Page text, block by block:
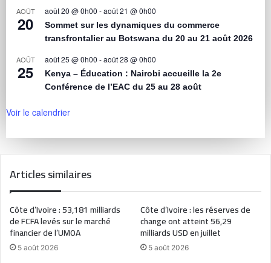
AOÛT
20
août 20 @ 0h00 -août 21 @ 0h00
Sommet sur les dynamiques du commerce
transfrontalier au Botswana du 20 au 21 août 2026
AOÛT
25
août 25 @ 0h00 -août 28 @ 0h00
Kenya – Éducation : Nairobi accueille la 2e
Conférence de l’EAC du 25 au 28 août
Voir le calendrier
Articles similaires
Côte d’Ivoire : 53,181 milliards
de FCFA levés sur le marché
financier de l’UMOA
5 août 2026
Côte d’Ivoire : les réserves de
change ont atteint 56,29
milliards USD en juillet
5 août 2026